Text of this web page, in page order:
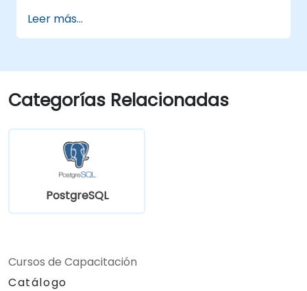
Ejecutar copias de seguridad y
recuperación de la base de datos para
Configurar el servidor para alta
disponibilidad.
Conocer las herramientas y técnicas
Explorar las herramientas externas para
monitoreo y observabilidad.
Leer más...
Categorías Relacionadas
PostgreSQL
Cursos de Capacitación
Catálogo